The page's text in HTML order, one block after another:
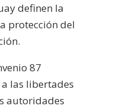
definen la
protección del
87
las libertades
autoridades